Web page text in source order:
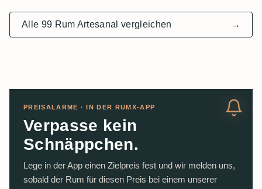
Alle 99 Rum Artesanal vergleichen →
PREISALARME · IN DER RUMX-APP
Verpasse kein
Schnäppchen.
Lege in der App einen Zielpreis fest und wir melden uns,
sobald der Rum für diesen Preis bei einem unserer